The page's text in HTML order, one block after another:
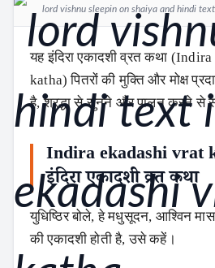
lord vishnu sleepin on shaiya and hindi
यह इंदिरा एकादशी व्रत कथा
katha) पितरों की मुक्ति और मोक्ष
है, श्रद्धा से सुनने और पालन करने से
Indira ekadashi vrat
इंदिरा एकादशी व्रत कथा
युधिष्ठिर बोले, हे मधुसूदन, आश्विन
की एकादशी होती है, उसे कहें।